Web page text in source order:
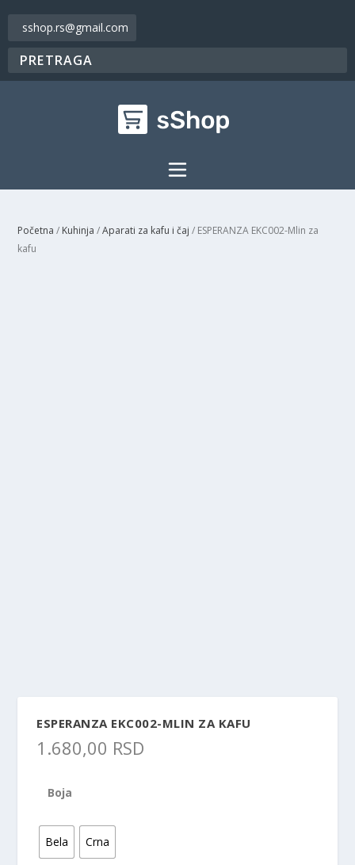
sshop.rs@gmail.com
Početna / Kuhinja /Aparati za kafu i čaj / ESPERANZA EKC002-Mlin za
kafu
ESPERANZA EKC002-MLIN ZA KAFU
1.680,00 RSD
Boja
Bela Crna